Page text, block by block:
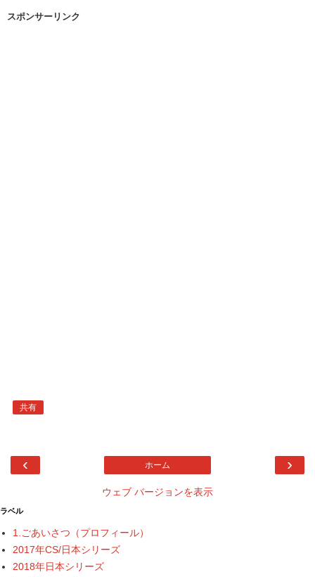
スポンサーリンク
共有
‹ ›
ホーム
ウェブ バージョンを表示
ラベル
1.ごあいさつ（プロフィール）
2017年CS/日本シリーズ
2018年日本シリーズ